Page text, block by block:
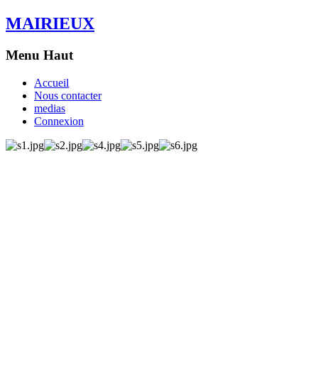
MAIRIEUX
Menu Haut
Accueil
Nous contacter
medias
Connexion